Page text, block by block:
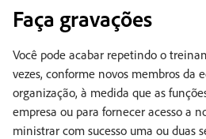
Faça gravações
Você pode acabar repetindo o
vezes, conforme novos membros da
organização, à medida que as
empresa ou para fornecer acesso a
ministrar com sucesso uma ou duas